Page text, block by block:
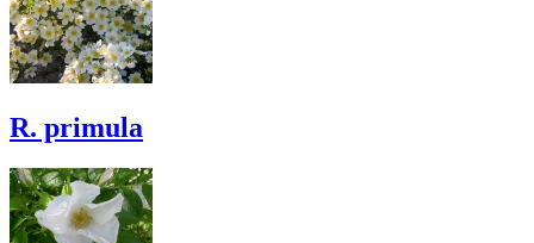
R. primula